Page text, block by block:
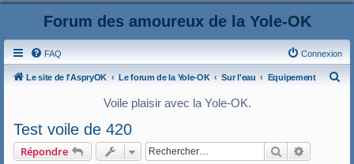
Forum des amoureux de la Yole-OK
FAQ Connexion
Le site de l'AspryOK Le forum de la Yole-OK Sur l'eau Equipement
Voile plaisir avec la Yole-OK.
Test voile de 420
Répondre Rechercher